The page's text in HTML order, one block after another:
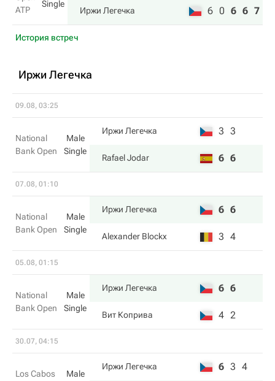
ATP
Single
Иржи Легечка 6 0 6 6 7
История встреч
Иржи Легечка
09.08, 03:25
National
Bank Open
Male
Single
Иржи Легечка 3 3
Rafael Jodar 6 6
07.08, 01:10
National
Bank Open
Male
Single
Иржи Легечка 6 6
Alexander Blockx 3 4
05.08, 01:15
National
Bank Open
Male
Single
Иржи Легечка 6 6
Вит Коприва 4 2
30.07, 04:15
Los Cabos
Male
Иржи Легечка 6 3 4